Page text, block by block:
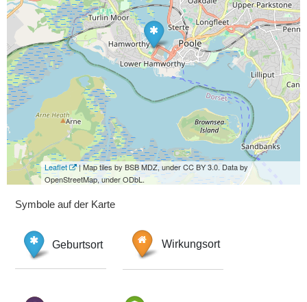
Leaflet
| Map tiles by BSB MDZ, under CC BY 3.0. Data by
OpenStreetMap, under ODbL.
Symbole auf der Karte
Geburtsort Wirkungsort